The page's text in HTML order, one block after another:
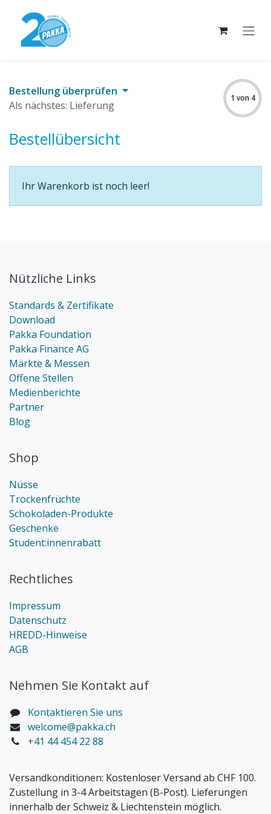
Bestellung überprüfen
Als nächstes: Lieferung
1 von 4
Bestellübersicht
Ihr Warenkorb ist noch leer!
Nützliche Links
Standards & Zertifikate
Download
Pakka Foundation
Pakka Finance AG
Märkte & Messen
Offene Stellen
Medienberichte
Partner
Blog
Shop
Nüsse
Trockenfrüchte
Schokoladen-Produkte
Geschenke
Student:innenrabatt
Rechtliches
Impressum
Datenschutz
HREDD-Hinweise
AGB
Nehmen Sie Kontakt auf
Kontaktieren Sie uns
welcome@pakka.ch
+41 44 454 22 88
Versandkonditionen: Kostenloser Versand ab CHF 100.
Zustellung in 3-4 Arbeitstagen (B-Post). Lieferungen
innerhalb der Schweiz & Liechtenstein möglich.